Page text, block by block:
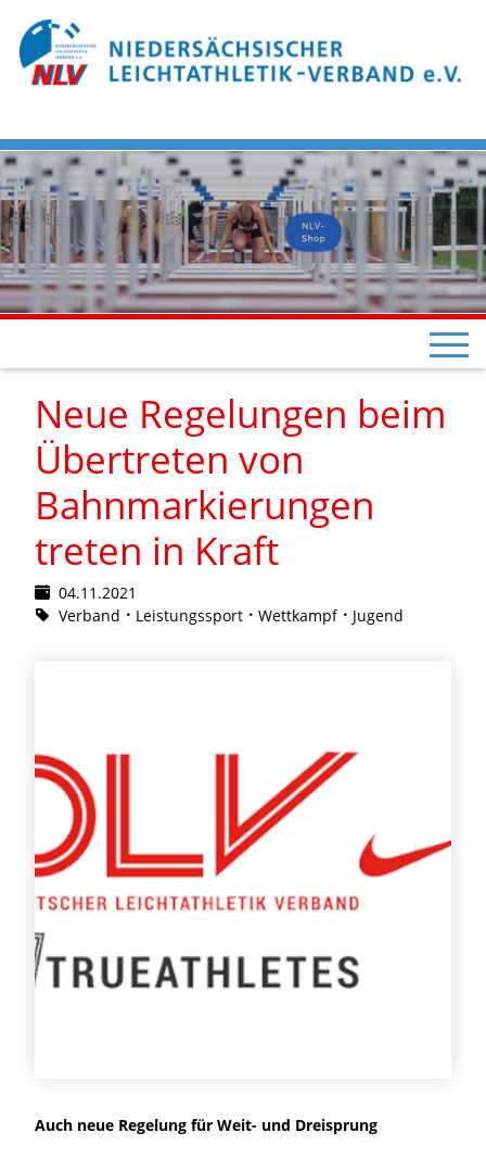
Neue Regelungen beim
Übertreten von
Bahnmarkierungen
treten in Kraft
04.11.2021
Verband
Leistungssport Wettkampf Jugend
Auch neue Regelung für Weit- und Dreisprung